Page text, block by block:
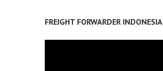
FREIGHT FORWARDER INDONESIA